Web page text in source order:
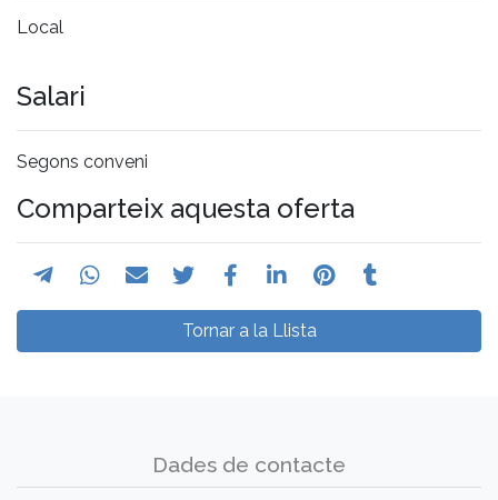
Local
Salari
Segons conveni
Comparteix aquesta oferta
Tornar a la Llista
Dades de contacte